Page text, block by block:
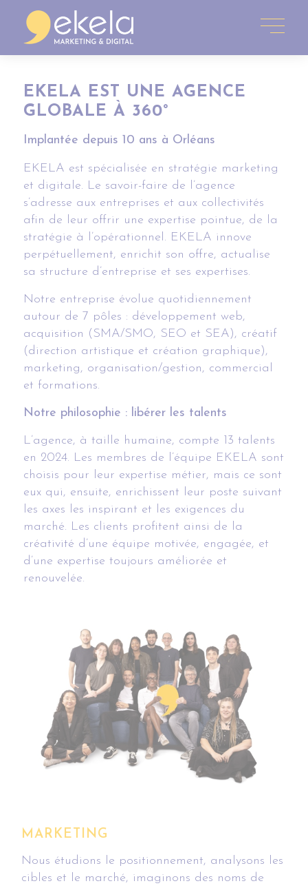
EKELA EST UNE AGENCE
GLOBALE À 360°
Implantée depuis 10 ans à Orléans
EKELA est spécialisée en stratégie marketing
et digitale. Le savoir-faire de l’agence
s’adresse aux entreprises et aux collectivités
afin de leur offrir une expertise pointue, de la
stratégie à l’opérationnel. EKELA innove
perpétuellement, enrichit son offre, actualise
sa structure d’entreprise et ses expertises.
Notre entreprise évolue quotidiennement
autour de 7 pôles : développement web,
acquisition (SMA/SMO, SEO et SEA), créatif
(direction artistique et création graphique),
marketing, organisation/gestion, commercial
et formations.
Notre philosophie : libérer les talents
L’agence, à taille humaine, compte 13 talents
en 2024. Les membres de l’équipe EKELA sont
choisis pour leur expertise métier, mais ce sont
eux qui, ensuite, enrichissent leur poste suivant
les axes les inspirant et les exigences du
marché. Les clients profitent ainsi de la
créativité d’une équipe motivée, engagée, et
d’une expertise toujours améliorée et
renouvelée.
MARKETING
Nous étudions le positionnement, analysons les
cibles et le marché, imaginons des noms de